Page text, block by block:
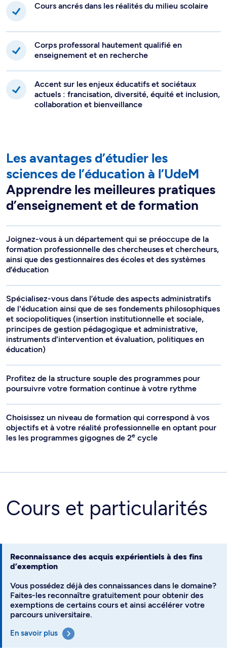
Cours ancrés dans les réalités du milieu scolaire
Corps professoral hautement qualifié en
enseignement et en recherche
Accent sur les enjeux éducatifs et sociétaux
actuels : francisation, diversité, équité et inclusion,
collaboration et bienveillance
Les avantages d’étudier les
sciences de l’éducation à l’UdeM
Apprendre les meilleures pratiques
d’enseignement et de formation
Joignez-vous à un département qui se préoccupe de la
formation professionnelle des chercheuses et chercheurs,
ainsi que des gestionnaires des écoles et des systèmes
d’éducation
Spécialisez-vous dans l’étude des aspects administratifs
de l'éducation ainsi que de ses fondements philosophiques
et sociopolitiques (insertion institutionnelle et sociale,
principes de gestion pédagogique et administrative,
instruments d'intervention et évaluation, politiques en
éducation)
Profitez de la structure souple des programmes pour
poursuivre votre formation continue à votre rythme
Choisissez un niveau de formation qui correspond à vos
objectifs et à votre réalité professionnelle en optant pour
les les programmes gigognes de 2e cycle
Cours et particularités
Reconnaissance des acquis expérientiels à des fins
d’exemption
Vous possédez déjà des connaissances dans le domaine?
Faites-les reconnaître gratuitement pour obtenir des
exemptions de certains cours et ainsi accélérer votre
parcours universitaire.
En savoir plus